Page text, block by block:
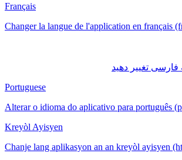
Français
Changer la langue de l'application en français
Portuguese
Alterar o idioma do aplicativo para português
Kreyòl Ayisyen
Chanje lang aplikasyon an an kreyòl ayisyen